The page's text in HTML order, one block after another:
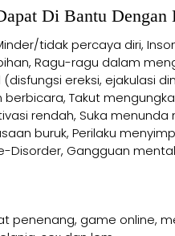
Di Bantu Dengan
tidak percaya diri,
Ragu-ragu dalam
ereksi, ejakulasi
Takut
rendah, Suka menunda
buruk, Perilaku
Disorder, Gangguan
penenang, game online,